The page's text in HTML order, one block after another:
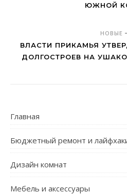
ЮЖНОЙ
НОВЫЕ
ВЛАСТИ ПРИКАМЬЯ
ДОЛГОСТРОЕВ НА
Главная
Бюджетный ремонт и
Дизайн комнат
Мебель и аксессуары